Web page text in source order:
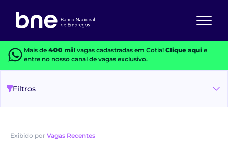
Mais de 400 milvagas cadastradas em Cotia! Clique aquie
entre no nosso canal de vagas exclusivo.
Filtros
Exibido por Vagas Recentes